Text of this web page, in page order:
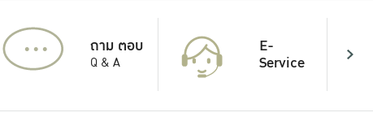
... ถาม ตอบ
Q & A
E-
Service